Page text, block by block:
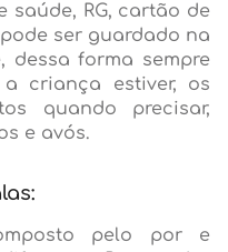
RG, cartão de
ser guardado na
dessa forma sempre
criança estiver, os
quando precisar,
e avós.
pelo por e